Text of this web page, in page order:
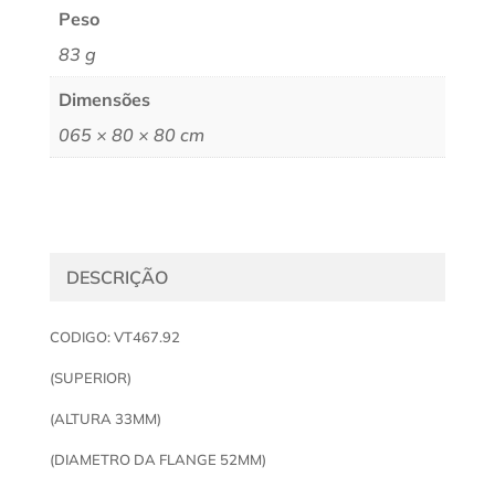
Peso
83 g
Dimensões
065 × 80 × 80 cm
DESCRIÇÃO
CODIGO: VT467.92
(SUPERIOR)
(ALTURA 33MM)
(DIAMETRO DA FLANGE 52MM)